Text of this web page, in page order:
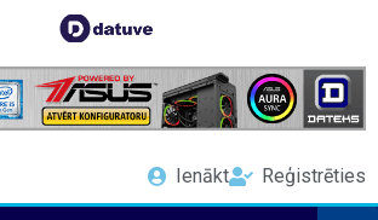
Ienākt Reģistrēties